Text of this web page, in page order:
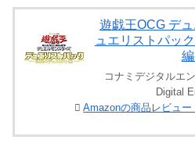
遊戯王OCG デ
ュエリストパッ
コナミデジタルエ
Digital
Amazonの商品レビュー